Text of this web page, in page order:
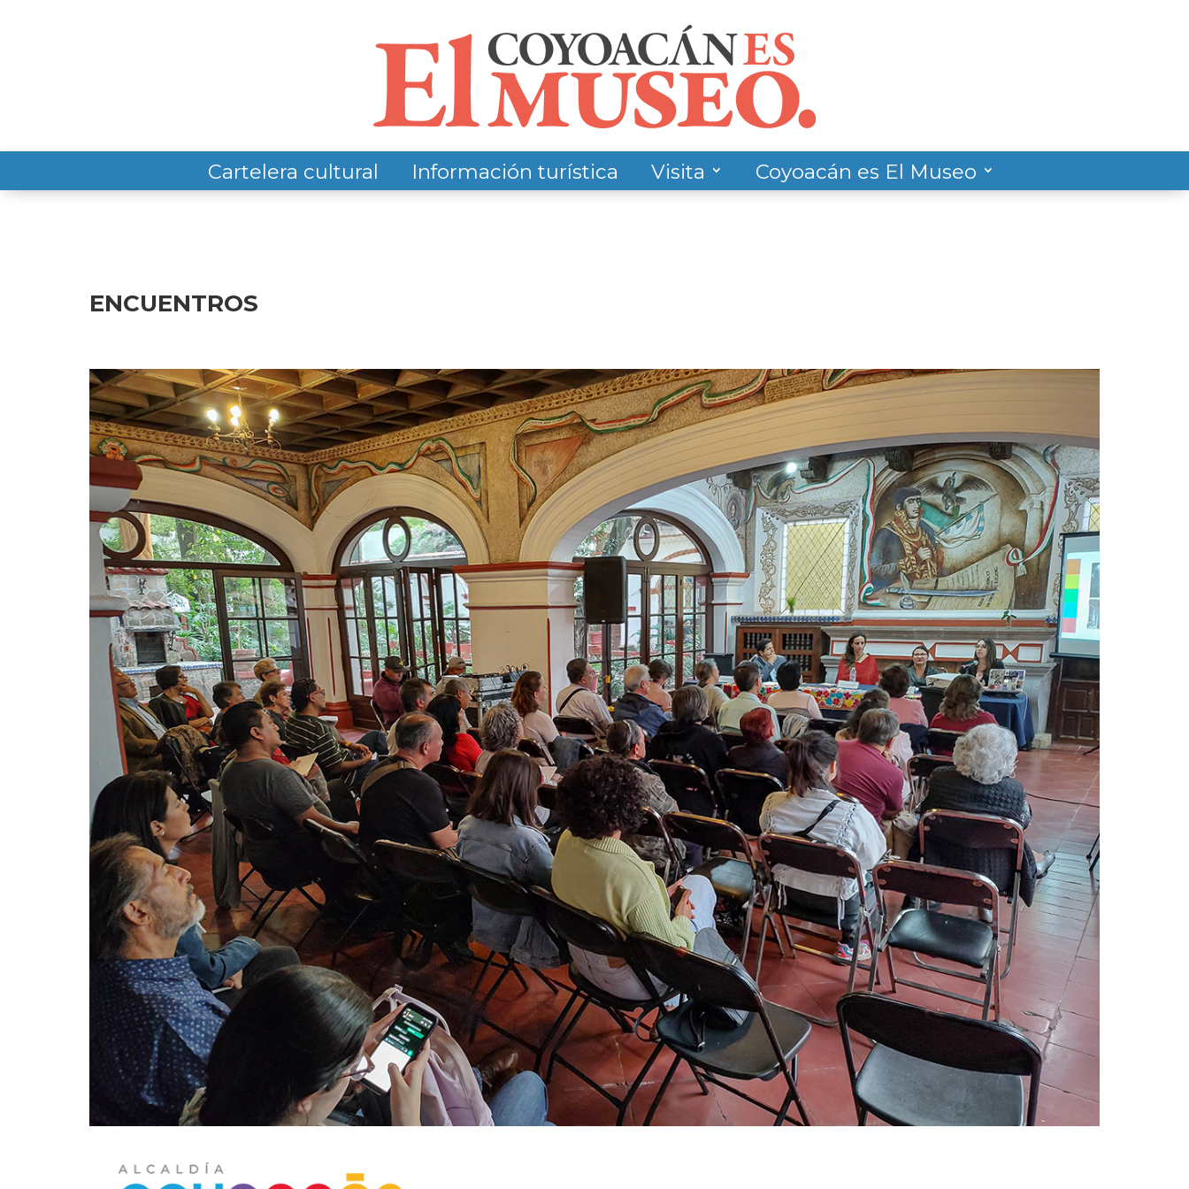
Cartelera cultural Información turística Visita Coyoacán es El Museo
ENCUENTROS